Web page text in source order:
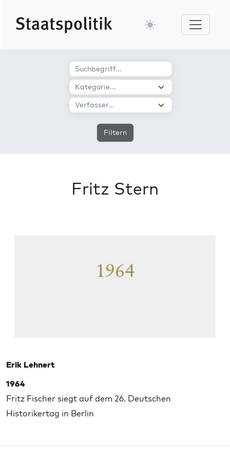
Filtern
Fritz Stern
Erik Lehnert
1964
Fritz Fischer siegt auf dem 26. Deutschen
Historikertag in Berlin